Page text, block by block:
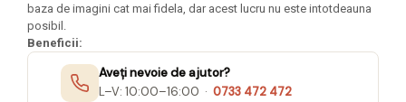
Carnetele notite copii
Jurnale cu cheita, lacat,
magnet
Pasta modelatoare
Decoratiuni Craciun
Diverse Articole de Craciun
Felicitari Craciun
Figurine, Ornamente Pasla /Lemn/
Decoratiuni din polistiren
Decoratiuni Diverse
Decoratiuni Fetru
Decoratiuni Moosgummi
baza de imagini cat mai fidela, dar acest lucru nu este intotdeauna
posibil.
Beneficii:
Aveți nevoie de ajutor?
L–V: 10:00–16:00 · 0733 472 472